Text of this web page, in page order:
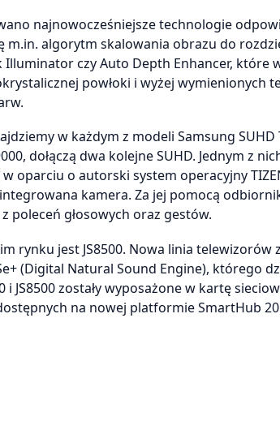
najnowocześniejsze technologie
m.in. algorytm skalowania obrazu do
czy Auto Depth Enhancer, które
powłoki i wyżej wymienionych
w każdym z modeli Samsung SUHD
dołączą dwa kolejne SUHD. Jednym z
o autorski system operacyjny
kamera. Za jej pomocą
poleceń głosowych oraz gestów.
rynku jest JS8500. Nowa linia telewizorów
(Digital Natural Sound Engine), którego
i JS8500 zostały wyposażone w kartę
na nowej platformie SmartHub